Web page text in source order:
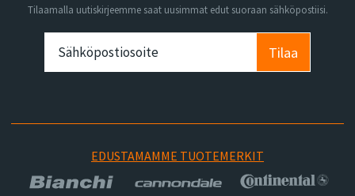
Tilaamalla uutiskirjeemme saat uusimmat edut suoraan sähköpostiisi.
Tilaa
EDUSTAMAMME TUOTEMERKIT